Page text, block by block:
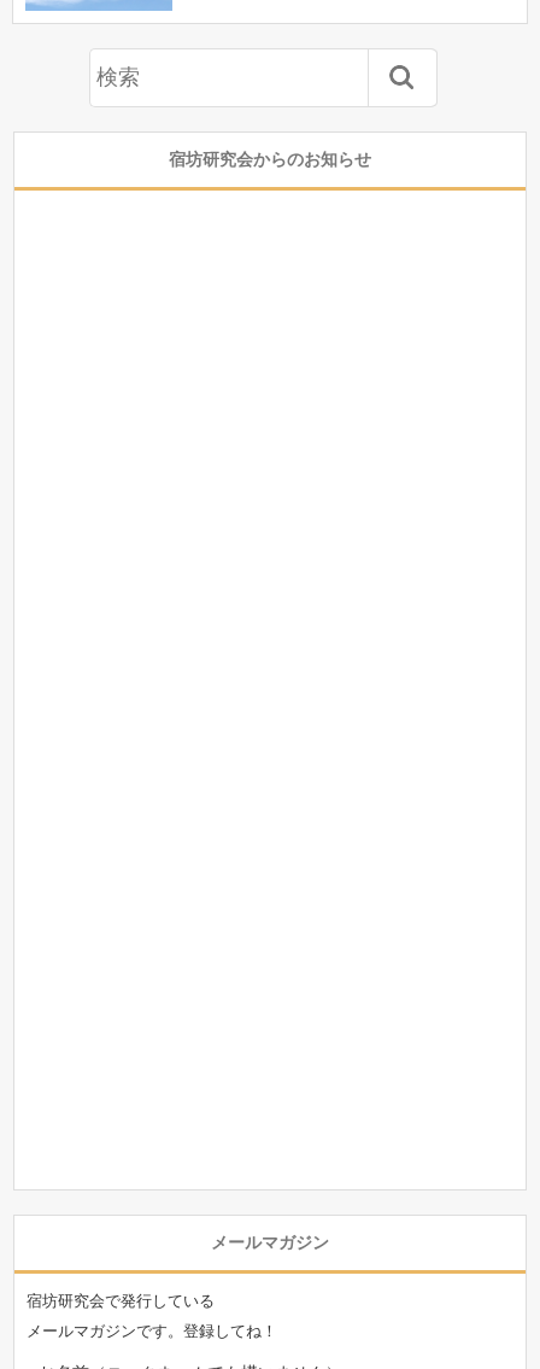
宿坊研究会からのお知らせ
メールマガジン
宿坊研究会で発行している
メールマガジンです。登録してね！